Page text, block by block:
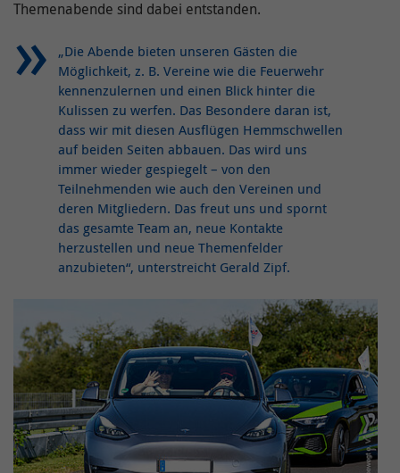
Themenabende sind dabei entstanden.
„Die Abende bieten unseren Gästen die
Möglichkeit, z. B. Vereine wie die Feuerwehr
kennenzulernen und einen Blick hinter die
Kulissen zu werfen. Das Besondere daran ist,
dass wir mit diesen Ausflügen Hemmschwellen
auf beiden Seiten abbauen. Das wird uns
immer wieder gespiegelt – von den
Teilnehmenden wie auch den Vereinen und
deren Mitgliedern. Das freut uns und spornt
das gesamte Team an, neue Kontakte
herzustellen und neue Themenfelder
anzubieten“, unterstreicht Gerald Zipf.